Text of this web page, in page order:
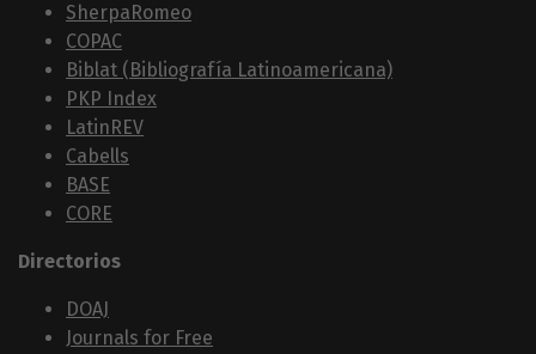
SherpaRomeo
COPAC
Biblat (Bibliografía Latinoamericana)
PKP Index
LatinREV
Cabells
BASE
CORE
Directorios
DOAJ
Journals for Free